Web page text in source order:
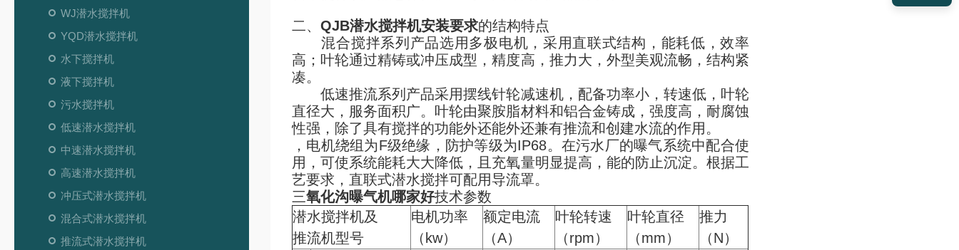
WJ潜水搅拌机
YQD潜水搅拌机
水下搅拌机
液下搅拌机
污水搅拌机
低速潜水搅拌机
中速潜水搅拌机
高速潜水搅拌机
冲压式潜水搅拌机
混合式潜水搅拌机
推流式潜水搅拌机
二、 QJB潜水搅拌机安装要求的结构特点
混合搅拌系列产品选用多极电机，采用直联式结构，能耗低，效率
高；叶轮通过精铸或冲压成型，精度高，推力大，外型美观流畅，结构紧
凑。
低速推流系列产品采用摆线针轮减速机，配备功率小，转速低，叶轮
直径大，服务面积广。叶轮由聚胺脂材料和铝合金铸成，强度高，耐腐蚀
性强，除了具有搅拌的功能外还能外还兼有推流和创建水流的作用。
，电机绕组为F级绝缘，防护等级为IP68。在污水厂的曝气系统中配合使
用，可使系统能耗大大降低，且充氧量明显提高，能的防止沉淀。根据工
艺要求，直联式潜水搅拌可配用导流罩。
三氧化沟曝气机哪家好技术参数
潜水搅拌机及
推流机型号
电机功率
（kw）
额定电流
（A）
叶轮转速
（rpm）
叶轮直径
（mm）
推力
（N）